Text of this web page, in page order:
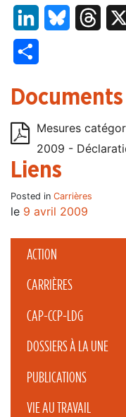
ACTION
CARRIÈRES
CAP-CCP-LDG
DOSSIERS À LA UNE
PUBLICATIONS
VIE AU TRAVAIL
LinkedInBluesky
Documents
Mesures
2009 -
Liens
Posted in Carrières
le 9 avril 2009